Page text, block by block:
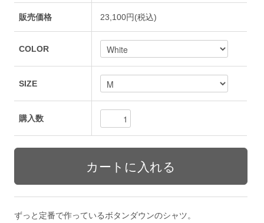
販売価格 23,100円(税込)
COLOR
SIZE
購入数
ずっと定番で作っているボタンダウンのシャツ。